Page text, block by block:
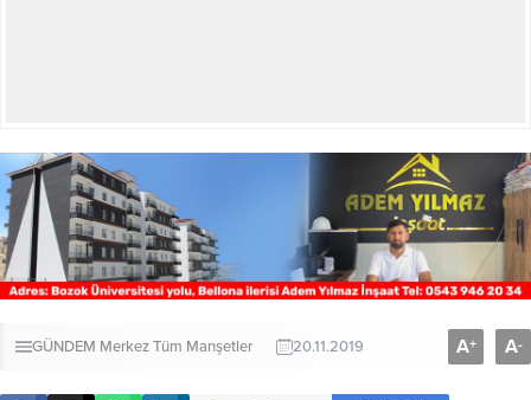
GÜNDEM MerkezTüm Manşetler 20.11.2019 A+ A-